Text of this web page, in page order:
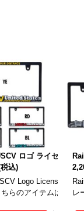
ス プレート フレー
Plate Frame レ
こちらのア…
ロゴ ライセンス
込)
Logo License
ちらのアイテムは、一
レ